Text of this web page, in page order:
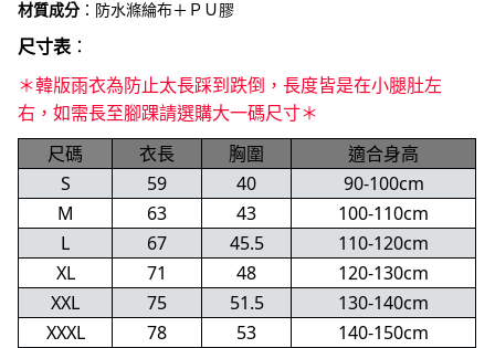
材質成分 ：防水滌綸布＋ＰＵ膠
尺寸表 ：
＊韓版雨衣為防止太長踩到跌倒，長度皆是在小腿肚左
右，如需長至腳踝請選購大一碼尺寸＊
尺碼 衣長 胸圍
適合身高
S
59 40
90-100cm
M
63 43
100-110cm
L
67 45.5
110-120cm
XL
71 48
120-130cm
XXL
75 51.5
130-140cm
XXXL
78 53
140-150cm